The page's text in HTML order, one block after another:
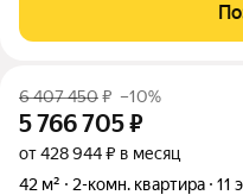
многообразие планировок,
6 407 450₽ –10%
5 766 705₽
от 428 944 ₽ в месяц
42 м²
2-комн. квартира 11